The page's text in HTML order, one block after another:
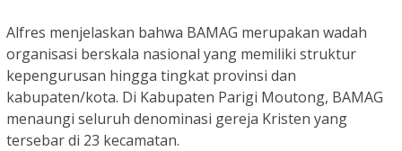
Alfres menjelaskan bahwa BAMAG merupakan wadah
organisasi berskala nasional yang memiliki struktur
kepengurusan hingga tingkat provinsi dan
kabupaten/kota. Di Kabupaten Parigi Moutong, BAMAG
menaungi seluruh denominasi gereja Kristen yang
tersebar di 23 kecamatan.